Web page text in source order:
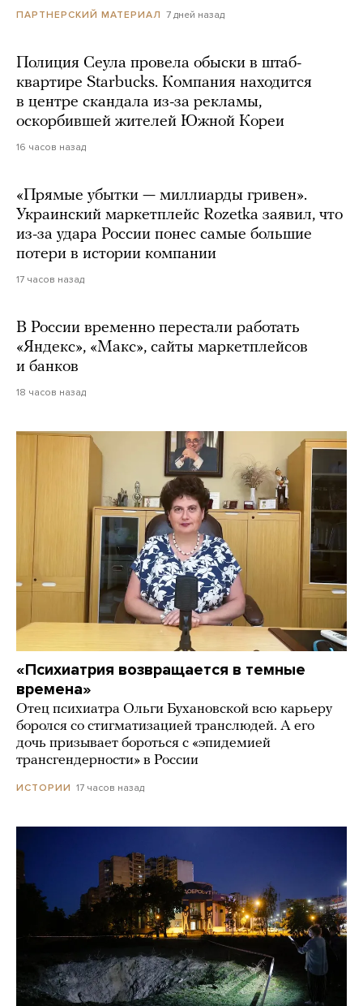
ПАРТНЕРСКИЙ МАТЕРИАЛ 7 дней назад
Полиция Сеула провела обыски в штаб-
квартире Starbucks. Компания находится
в центре скандала из-за рекламы,
оскорбившей жителей Южной Кореи
16 часов назад
«Прямые убытки — миллиарды гривен».
Украинский маркетплейс Rozetka заявил, что
из-за удара России понес самые большие
потери в истории компании
17 часов назад
В России временно перестали работать
«Яндекс», «Макс», сайты маркетплейсов
и банков
18 часов назад
«Психиатрия возвращается в темные
времена»
Отец психиатра Ольги Бухановской всю карьеру
боролся со стигматизацией транслюдей. А его
дочь призывает бороться с «эпидемией
трансгендерности» в России
ИСТОРИИ 17 часов назад